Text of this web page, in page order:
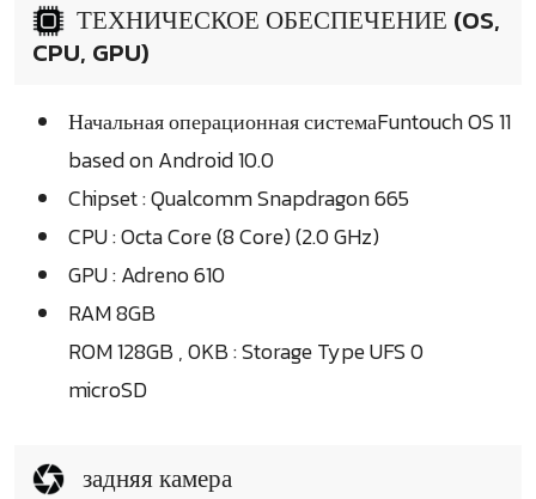
ТЕХНИЧЕСКОЕ ОБЕСПЕЧЕНИЕ (OS,
CPU, GPU)
Начальная операционная системаFuntouch OS 11
based on Android 10.0
Chipset : Qualcomm Snapdragon 665
CPU : Octa Core (8 Core) (2.0 GHz)
GPU : Adreno 610
RAM 8GB
ROM 128GB , 0KB : Storage Type UFS 0
microSD
задняя камера